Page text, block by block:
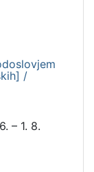
/
– 1. 8.